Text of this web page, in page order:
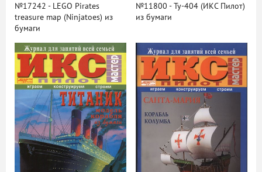
№17242 - LEGO Pirates
treasure map (Ninjatoes) из
бумаги
№11800 - Ту-404 (ИКС Пилот)
из бумаги